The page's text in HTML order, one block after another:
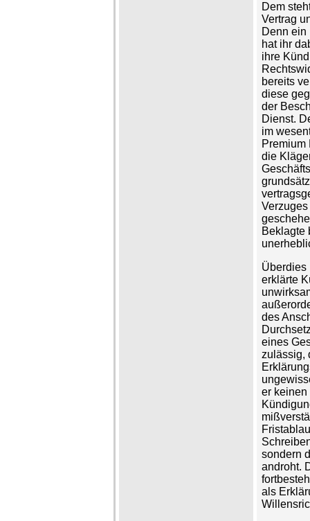
Dem
Vertrag
Denn
hat ihr
ihre
bereits
diese
der
Dienst.
im
Premium
die
Beklagte
Überdies
erklärte
des
eines
zulässig,
er keinen
sondern
androht.
als